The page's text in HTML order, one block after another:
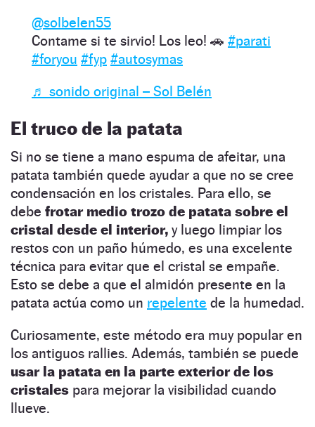
@solbelen55
Contame si te sirvio! Los leo! 🚗 #parati
#foryou #fyp #autosymas
♬ sonido original – Sol Belén
El truco de la patata
Si no se tiene a mano espuma de afeitar, una
patata también quede ayudar a que no se cree
condensación en los cristales. Para ello, se
debe frotar medio trozo de patata sobre el
cristal desde el interior, y luego limpiar los
restos con un paño húmedo, es una excelente
técnica para evitar que el cristal se empañe.
Esto se debe a que el almidón presente en la
patata actúa como un repelente de la humedad.
Curiosamente, este método era muy popular en
los antiguos rallies. Además, también se puede
usar la patata en la parte exterior de los
cristales para mejorar la visibilidad cuando
llueve.